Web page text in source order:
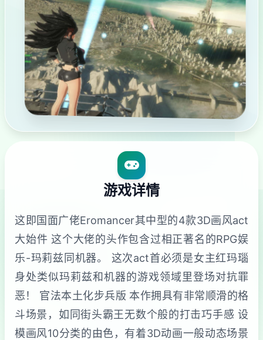
游戏详情
这即国面广佬Eromancer其中型的4款3D画风act
大始件 这个大佬的头作包含过相正著名的RPG娱
乐-玛莉兹同机器。 这次act首必须是女主红玛瑙
身处类似玛莉兹和机器的游戏领域里登场对抗罪
恶！ 官法本土化步兵版 本作拥具有非常顺滑的格
斗场景，如同街头霸王无数个般的打击巧手感 设
模画风10分类的由色，有着3D动画一般动态场景